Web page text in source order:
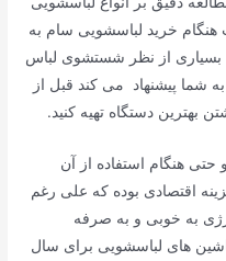
خرید لباسشویی سام به
از نظر شستشوی لباس
ها اطمینان خاطر داشته باشید. گلدن 8 به شما پیشنهاد می کند قبل از
بهترین دستگاه تهیه کنید.
و حتی هنگام استفاده از آن
اقتصادی بوده که علی رغم
به خوبی و به صرفه
های لباسشویی برای سال